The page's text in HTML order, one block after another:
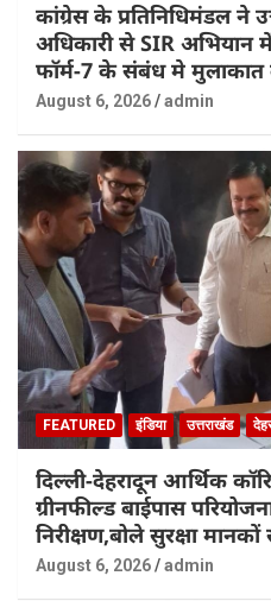
कांग्रेस के प्रतिनिधिमंडल ने
अधिकारी से SIR अभियान
फॉर्म-7 के संबंध मे मुलाकात
August 6, 2026 admin
FEATURED इंडिया उत्तराखंड
दिल्ली-देहरादून आर्थिक
ग्रीनफील्ड बाईपास
निरीक्षण,बोले सुरक्षा
August 6, 2026 admin